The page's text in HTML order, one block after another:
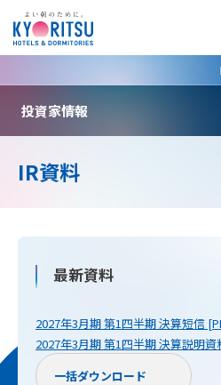
投資家情報
IR資料
最新資料
2027年3月期 第1四半期 決算短信
2027年3月期 第1四半期 決算説明資
一括ダウンロード